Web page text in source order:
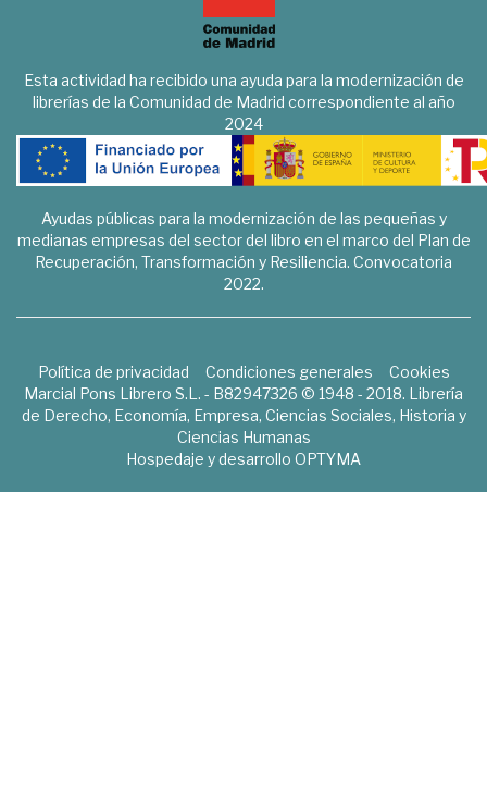
Esta actividad ha recibido una ayuda para la modernización de
librerías de la Comunidad de Madrid correspondiente al año
2024
Ayudas públicas para la modernización de las pequeñas y
medianas empresas del sector del libro en el marco del Plan de
Recuperación, Transformación y Resiliencia. Convocatoria
2022.
Política de privacidad Condiciones generales
Cookies
Marcial Pons Librero S.L. - B82947326 © 1948 - 2018. Librería
de Derecho, Economía, Empresa, Ciencias Sociales, Historia y
Ciencias Humanas
Hospedaje y desarrollo OPTYMA